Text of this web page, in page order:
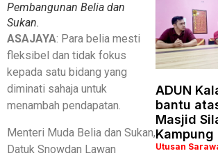
Pembangunan Belia dan
Sukan.
ASAJAYA: Para belia mesti
fleksibel dan tidak fokus
kepada satu bidang yang
diminati sahaja untuk
menambah pendapatan.
Menteri Muda Belia dan Sukan,
Datuk Snowdan Lawan
ADUN
bantu
Masjid
Kampung
Utusan